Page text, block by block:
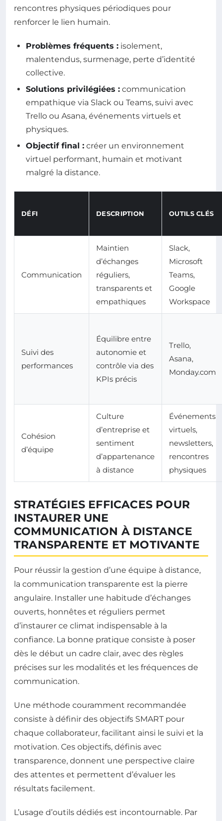
rencontres physiques périodiques pour
renforcer le lien humain.
Problèmes fréquents : isolement,
malentendus, surmenage, perte d’identité
collective.
Solutions privilégiées : communication
empathique via Slack ou Teams, suivi avec
Trello ou Asana, événements virtuels et
physiques.
Objectif final : créer un environnement
virtuel performant, humain et motivant
malgré la distance.
DÉFI DESCRIPTION OUTILS CLÉS
Communication
Maintien
d’échanges
réguliers,
transparents et
empathiques
Slack,
Microsoft
Teams,
Google
Workspace
Suivi des
performances
Équilibre entre
autonomie et
contrôle via des
KPIs précis
Trello,
Asana,
Monday.com
Cohésion
d’équipe
Culture
d’entreprise et
sentiment
d’appartenance
à distance
Événements
virtuels,
newsletters,
rencontres
physiques
STRATÉGIES EFFICACES POUR
INSTAURER UNE
COMMUNICATION À DISTANCE
TRANSPARENTE ET MOTIVANTE
Pour réussir la gestion d’une équipe à distance,
la communication transparente est la pierre
angulaire. Installer une habitude d’échanges
ouverts, honnêtes et réguliers permet
d’instaurer ce climat indispensable à la
confiance. La bonne pratique consiste à poser
dès le début un cadre clair, avec des règles
précises sur les modalités et les fréquences de
communication.
Une méthode couramment recommandée
consiste à définir des objectifs SMART pour
chaque collaborateur, facilitant ainsi le suivi et la
motivation. Ces objectifs, définis avec
transparence, donnent une perspective claire
des attentes et permettent d’évaluer les
résultats facilement.
L’usage d’outils dédiés est incontournable. Par